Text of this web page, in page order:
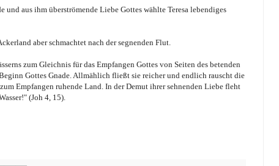
aus ihm überströmende Liebe Gottes wählte Teresa lebendiges
aber schmachtet nach der segnenden Flut.
zum Gleichnis für das Empfangen Gottes von Seiten des betenden
Gottes Gnade. Allmählich fließt sie reicher und endlich rauscht die
Empfangen ruhende Land. In der Demut ihrer sehnenden Liebe fleht
(Joh 4, 15).